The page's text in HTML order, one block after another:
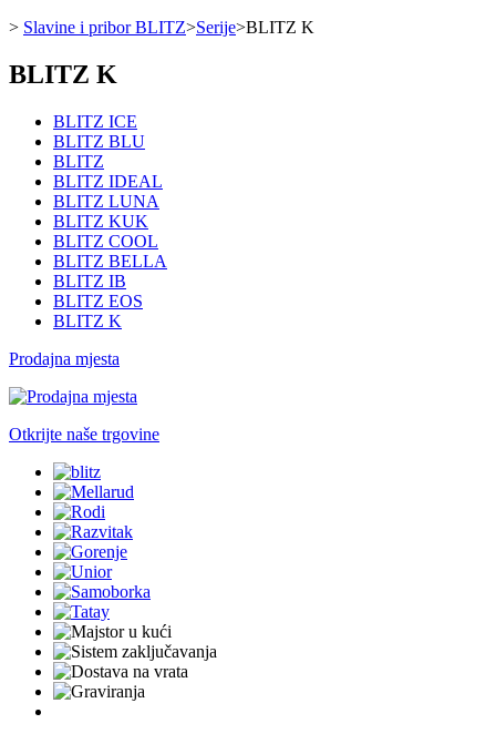
> Slavine i pribor BLITZ>Serije>BLITZ K
BLITZ K
BLITZ ICE
BLITZ BLU
BLITZ
BLITZ IDEAL
BLITZ LUNA
BLITZ KUK
BLITZ COOL
BLITZ BELLA
BLITZ IB
BLITZ EOS
BLITZ K
Prodajna mjesta
Otkrijte naše trgovine